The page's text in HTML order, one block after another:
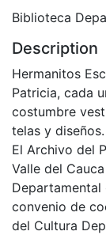
Biblioteca
Description
Hermanitos
Patricia, cada
costumbre
telas y
El Archivo del
Valle del
Departamental
convenio de
del Cultura